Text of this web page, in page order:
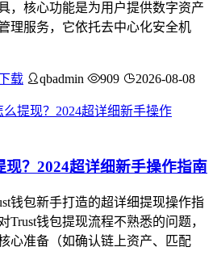
，核心功能是为用户提供数字资产
理服务，它依托去中心化安全机
载 qbadmin 909 2026-08-08
现？2024超详细新手操作指南
钱包新手打造的超详细提现操作指
Trust钱包提现流程不熟悉的问题，
心准备（如确认链上资产、匹配